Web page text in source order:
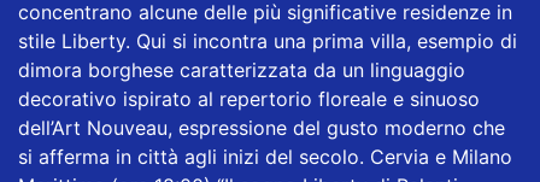
concentrano alcune delle più significative residenze in
stile Liberty. Qui si incontra una prima villa, esempio di
dimora borghese caratterizzata da un linguaggio
decorativo ispirato al repertorio floreale e sinuoso
dell’Art Nouveau, espressione del gusto moderno che
si afferma in città agli inizi del secolo. Cervia e Milano